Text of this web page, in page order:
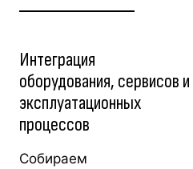
Интеграция
оборудования, сервисов и
эксплуатационных
процессов
Собираем